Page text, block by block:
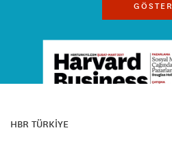
GÖSTER
HBR TÜRKİYE